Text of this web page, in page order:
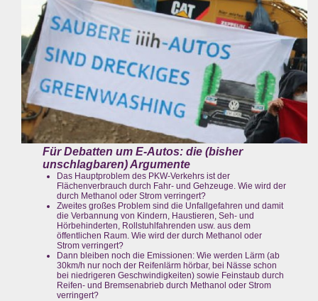
Für Debatten um E-Autos: die (bisher
unschlagbaren) Argumente
Das Hauptproblem des PKW-Verkehrs ist der
Flächenverbrauch durch Fahr- und Gehzeuge. Wie wird der
durch Methanol oder Strom verringert?
Zweites großes Problem sind die Unfallgefahren und damit
die Verbannung von Kindern, Haustieren, Seh- und
Hörbehinderten, Rollstuhlfahrenden usw. aus dem
öffentlichen Raum. Wie wird der durch Methanol oder
Strom verringert?
Dann bleiben noch die Emissionen: Wie werden Lärm (ab
30km/h nur noch der Reifenlärm hörbar, bei Nässe schon
bei niedrigeren Geschwindigkeiten) sowie Feinstaub durch
Reifen- und Bremsenabrieb durch Methanol oder Strom
verringert?